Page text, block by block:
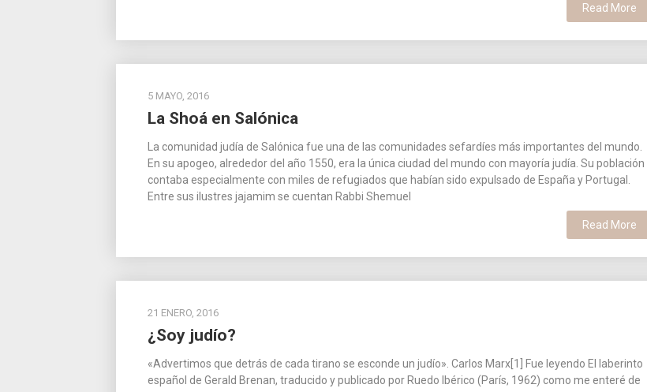
Read More
5 MAYO, 2016
La Shoá en Salónica
La comunidad judía de Salónica fue una de las comunidades sefardíes más importantes del mundo.
En su apogeo, alrededor del año 1550, era la única ciudad del mundo con mayoría judía. Su población
contaba especialmente con miles de refugiados que habían sido expulsado de España y Portugal.
Entre sus ilustres jajamim se cuentan Rabbi Shemuel
Read More
21 ENERO, 2016
¿Soy judío?
«Advertimos que detrás de cada tirano se esconde un judío». Carlos Marx[1] Fue leyendo El laberinto
español de Gerald Brenan, traducido y publicado por Ruedo Ibérico (París, 1962) como me enteré de